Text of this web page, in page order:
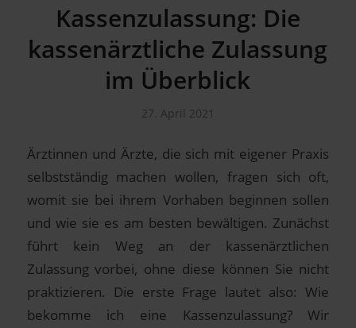
Kassenzulassung: Die
kassenärztliche Zulassung
im Überblick
27. April 2021
Ärztinnen und Ärzte, die sich mit eigener Praxis
selbstständig machen wollen, fragen sich oft,
womit sie bei ihrem Vorhaben beginnen sollen
und wie sie es am besten bewältigen. Zunächst
führt kein Weg an der kassenärztlichen
Zulassung vorbei, ohne diese können Sie nicht
praktizieren. Die erste Frage lautet also: Wie
bekomme ich eine Kassenzulassung? Wir